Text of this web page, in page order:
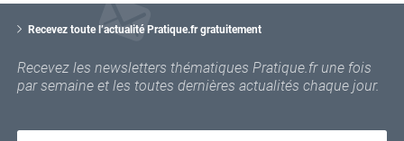
Recevez toute l’actualité Pratique.fr gratuitement
Recevez les newsletters thématiques Pratique.fr une fois
par semaine et les toutes dernières actualités chaque jour.
o
r
e
e